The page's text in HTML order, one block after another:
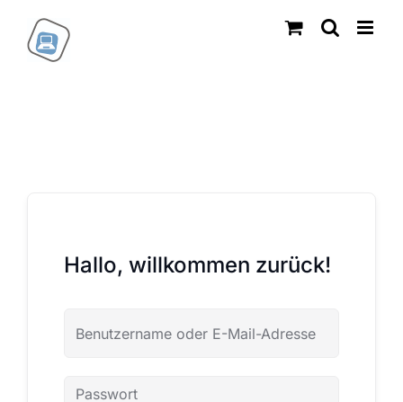
Inhalt
springen
Hallo, willkommen zurück!